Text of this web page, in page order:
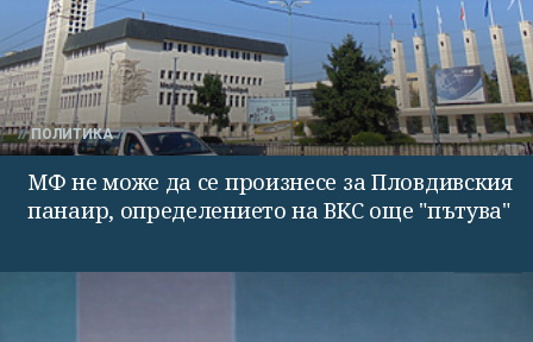
ПОЛИТИКА
МФ не може да се произнесе за Пловдивския
панаир, определението на ВКС още "пътува"